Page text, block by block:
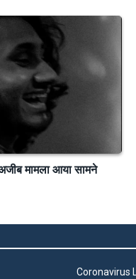
मामला आया सामने
Coronavirus